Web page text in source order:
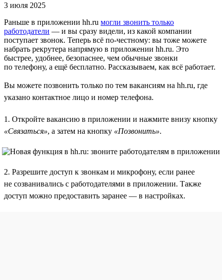
3 июля 2025
Раньше в приложении hh.ru могли звонить только
работодатели — и вы сразу видели, из какой компании
поступает звонок. Теперь всё по-честному: вы тоже можете
набрать рекрутера напрямую в приложении hh.ru. Это
быстрее, удобнее, безопаснее, чем обычные звонки
по телефону, а ещё бесплатно. Рассказываем, как всё работает.
Вы можете позвонить только по тем вакансиям на hh.ru, где
указано контактное лицо и номер телефона.
1. Откройте вакансию в приложении и нажмите внизу кнопку
«Связаться», а затем на кнопку «Позвонить».
2. Разрешите доступ к звонкам и микрофону, если ранее
не созванивались с работодателями в приложении. Также
доступ можно предоставить заранее — в настройках.